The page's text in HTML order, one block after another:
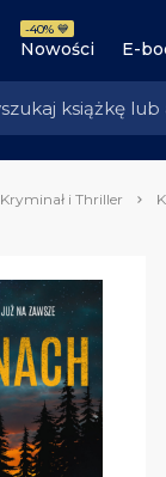
Nowości
-40% 💙
E-
Kryminał i Thriller